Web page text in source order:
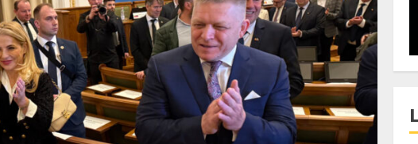
MAY 31, 2023
an?
ALEXANDRU S. DECEMBER 13, 2023